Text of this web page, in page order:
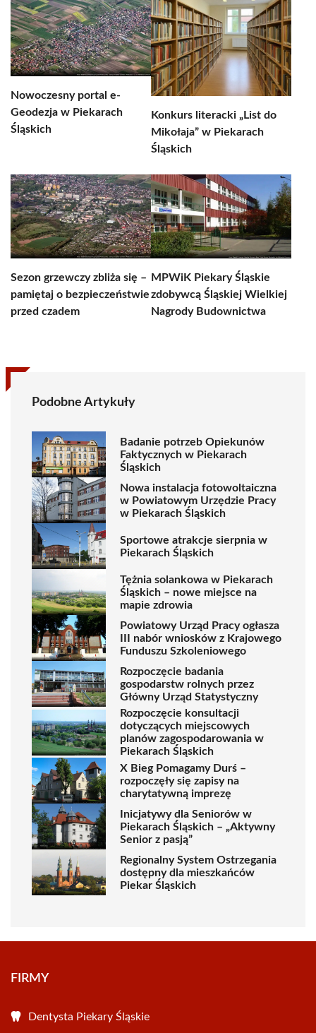
Nowoczesny portal e-
Geodezja w Piekarach
Śląskich
Konkurs literacki „List do
Mikołaja” w Piekarach
Śląskich
Sezon grzewczy zbliża się –
pamiętaj o bezpieczeństwie
przed czadem
MPWiK Piekary Śląskie
zdobywcą Śląskiej Wielkiej
Nagrody Budownictwa
Podobne Artykuły
Badanie potrzeb Opiekunów
Faktycznych w Piekarach
Śląskich
Nowa instalacja fotowoltaiczna
w Powiatowym Urzędzie Pracy
w Piekarach Śląskich
Sportowe atrakcje sierpnia w
Piekarach Śląskich
Tężnia solankowa w Piekarach
Śląskich – nowe miejsce na
mapie zdrowia
Powiatowy Urząd Pracy ogłasza
III nabór wniosków z Krajowego
Funduszu Szkoleniowego
Rozpoczęcie badania
gospodarstw rolnych przez
Główny Urząd Statystyczny
Rozpoczęcie konsultacji
dotyczących miejscowych
planów zagospodarowania w
Piekarach Śląskich
X Bieg Pomagamy Durś –
rozpoczęły się zapisy na
charytatywną imprezę
Inicjatywy dla Seniorów w
Piekarach Śląskich – „Aktywny
Senior z pasją”
Regionalny System Ostrzegania
dostępny dla mieszkańców
Piekar Śląskich
FIRMY
Dentysta Piekary Śląskie